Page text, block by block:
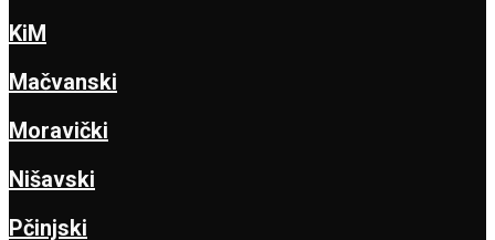
KiM
Mačvanski
Moravički
Nišavski
Pčinjski